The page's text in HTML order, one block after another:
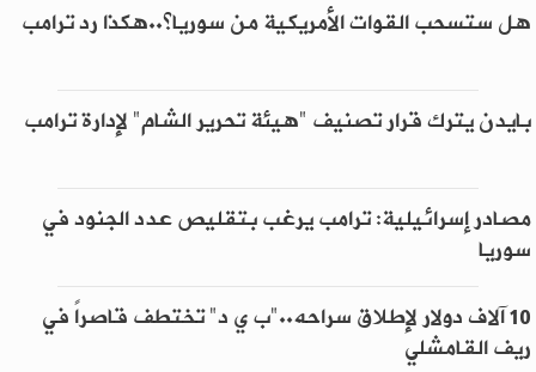
هل ستسحب القوات الأمريكية من سوريا؟..هكذا رد ترامب
بايدن يترك قرار تصنيف "هيئة تحرير الشام" لإدارة ترامب
مصادر إسرائيلية: ترامب يرغب بتقليص عدد الجنود في
سوريا
10 آلاف دولار لإطلاق سراحه.."ب ي د" تختطف قاصراً في
ريف القامشلي